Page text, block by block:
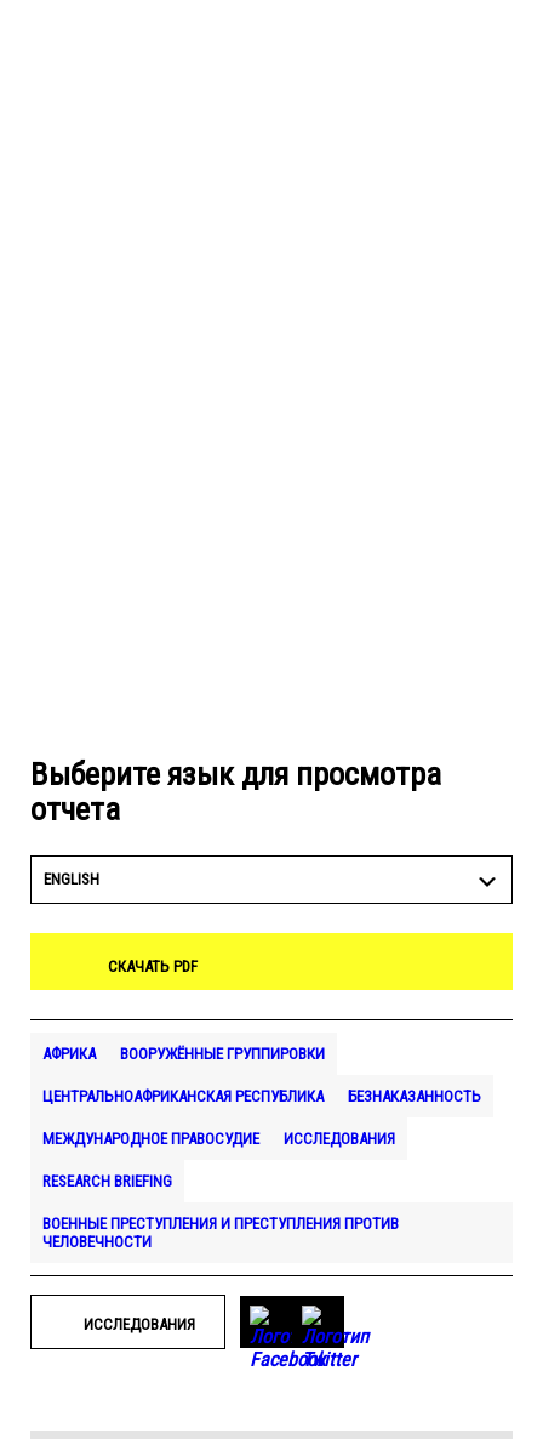
Выберите язык для просмотра
отчета
ENGLISH
СКАЧАТЬ PDF
АФРИКА ВООРУЖЁННЫЕ ГРУППИРОВКИ
ЦЕНТРАЛЬНОАФРИКАНСКАЯ РЕСПУБЛИКА БЕЗНАКАЗАННОСТЬ
МЕЖДУНАРОДНОЕ ПРАВОСУДИЕ ИССЛЕДОВАНИЯ
RESEARCH BRIEFING
ВОЕННЫЕ ПРЕСТУПЛЕНИЯ И ПРЕСТУПЛЕНИЯ ПРОТИВ
ЧЕЛОВЕЧНОСТИ
ИССЛЕДОВАНИЯ